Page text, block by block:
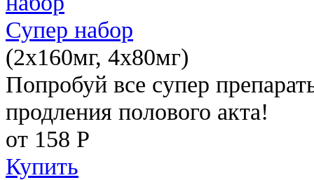
Супер набор
(2х160мг, 4х80мг)
Попробуй все супер
продления полового акта!
от 158 Р
Купить